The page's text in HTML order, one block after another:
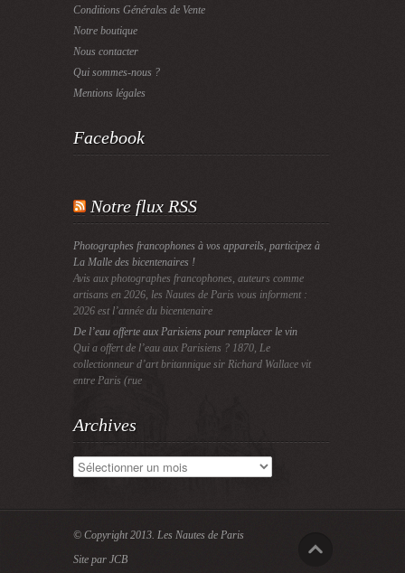
Conditions Générales de Vente
Notre boutique
Nous contacter
Qui sommes-nous ?
Mentions légales
Facebook
Notre flux RSS
Photographes francophones à vos appareils, participez à
La Malle des bicentenaires !
Avis aux photographes francophones, auteurs comme
artisans en 2026, les Nautes de Paris vous informent :
2026 est l’année du bicentenaire
De l’eau offerte aux Parisiens pour remplacer le vin
Qui a offert de l’eau aux Parisiens ? 1870, Le
collectionneur d’art britannique sir Richard Wallace vit
entre Paris (rue
Archives
Archives
© Copyright 2013. Les Nautes de Paris
Site par JCB